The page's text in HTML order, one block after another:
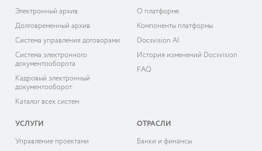
Электронный архив
Долговременный архив
Система управления договорами
Система электронного
документооборота
Кадровый электронный
документооборот
Каталог всех систем
О платформе
Компоненты платформы
Docsvision AI
История изменений Docsvision
FAQ
УСЛУГИ
Управление проектами
ОТРАСЛИ
Банки и финансы